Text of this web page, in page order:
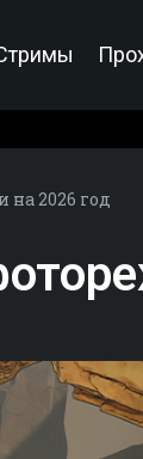
2026 год